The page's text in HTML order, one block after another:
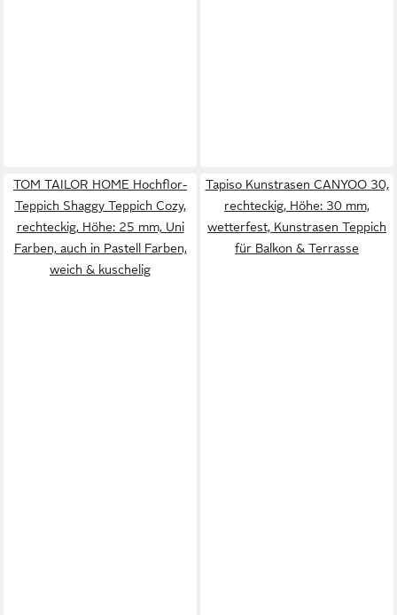
TOM TAILOR HOME Hochflor-
Teppich Shaggy Teppich Cozy,
rechteckig, Höhe: 25 mm, Uni
Farben, auch in Pastell Farben,
weich & kuschelig
Tapiso Kunstrasen CANYOO 30,
rechteckig, Höhe: 30 mm,
wetterfest, Kunstrasen Teppich
für Balkon & Terrasse